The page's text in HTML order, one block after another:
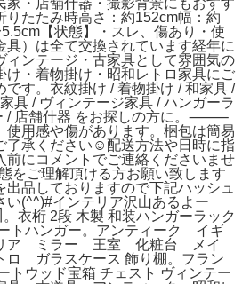
りたたみ時高さ：約152cm幅：約
【状態】・スレ、傷あり・使
具）は全て交換されています経年に
ィンテージ・古家具として雰囲気の
け・着物掛け・昭和レトロ家具にご
です。衣紋掛け / 着物掛け / 和家具 /
具 / ヴィンテージ家具 / ハンガーラ
/ 店舗什器 をお探しの方に。⸻
使用感や傷があります。梱包は簡易
了承ください☺︎配送方法や日時に指
前にコメントでご連絡くださいませ
をご理解頂ける方お願い致します
品しておりますので下記ハッシュ
い(^^)#インテリア沢山あるよー
衣桁 2段 木製 和装ハンガーラック
トハンガー。アンティーク イギ
ア ミラー 王室 化粧台 メイ
ガラスケース 飾り棚。フラン
ウッド宝箱 チェスト ヴィンテー